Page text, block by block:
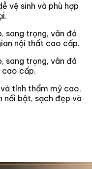
vệ sinh và phù hợp
sang trọng, vân đá
nội thất cao cấp.
sang trọng, vân đá
cao cấp.
tính thẩm mỹ cao,
nổi bật, sạch đẹp và